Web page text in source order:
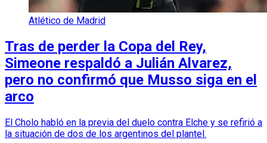
Atlético de Madrid
Tras de perder la Copa del Rey,
Simeone respaldó a Julián Alvarez,
pero no confirmó que Musso siga en el
arco
El Cholo habló en la previa del duelo contra Elche y se refirió a
la situación de dos de los argentinos del plantel.